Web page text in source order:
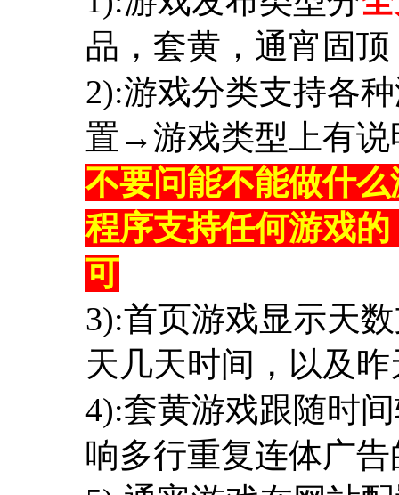
品，套黄，通宵固
2):游戏分类支持各
置→游戏类型上有说
不要问能不能做什
程序支持任何游戏
可
3):首页游戏显示天
天几天时间，以及
4):套黄游戏跟随时
响多行重复连体广